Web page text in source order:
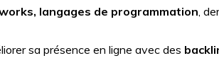
langages de programmation,
sa présence en ligne avec des